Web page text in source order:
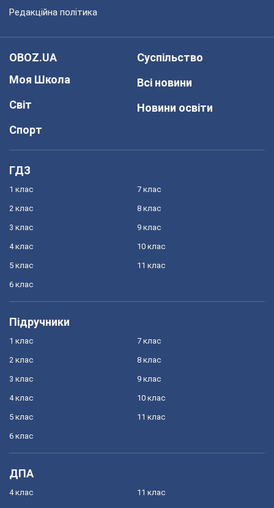
Редакційна політика
OBOZ.UA
Моя Школа
Світ
Спорт
Суспільство
Всі новини
Новини освіти
ГДЗ
1 клас
2 клас
3 клас
4 клас
5 клас
6 клас
7 клас
8 клас
9 клас
10 клас
11 клас
Підручники
1 клас
2 клас
3 клас
4 клас
5 клас
6 клас
7 клас
8 клас
9 клас
10 клас
11 клас
ДПА
4 клас 11 клас